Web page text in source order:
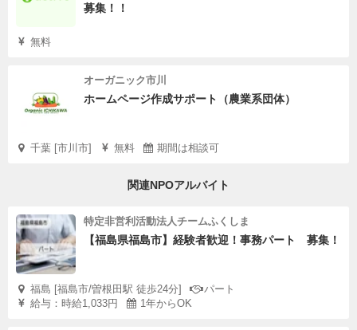
募集！！
無料
オーガニック市川
ホームページ作成サポート（農業系団体）
千葉 [市川市] 無料 期間は相談可
関連NPOアルバイト
特定非営利活動法人チームふくしま
【福島県福島市】経験者歓迎！事務パート 募集！
福島 [福島市/曽根田駅 徒歩24分]
パート
給与：時給1,033円
1年からOK